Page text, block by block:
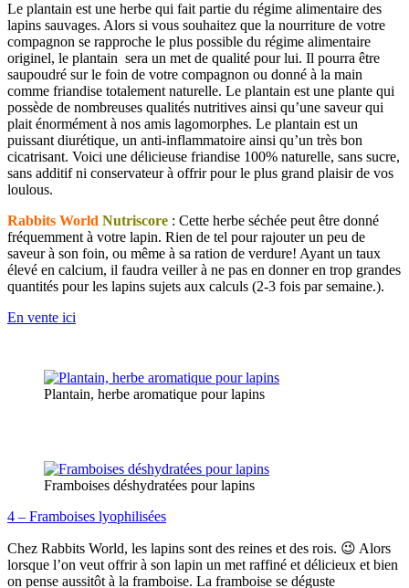
Le plantain est une herbe qui fait partie du régime alimentaire des
lapins sauvages. Alors si vous souhaitez que la nourriture de votre
compagnon se rapproche le plus possible du régime alimentaire
originel, le plantain sera un met de qualité pour lui. Il pourra être
saupoudré sur le foin de votre compagnon ou donné à la main
comme friandise totalement naturelle. Le plantain est une plante qui
possède de nombreuses qualités nutritives ainsi qu’une saveur qui
plait énormément à nos amis lagomorphes. Le plantain est un
puissant diurétique, un anti-inflammatoire ainsi qu’un très bon
cicatrisant. Voici une délicieuse friandise 100% naturelle, sans sucre,
sans additif ni conservateur à offrir pour le plus grand plaisir de vos
loulous.
Rabbits World Nutriscore : Cette herbe séchée peut être donné
fréquemment à votre lapin. Rien de tel pour rajouter un peu de
saveur à son foin, ou même à sa ration de verdure! Ayant un taux
élevé en calcium, il faudra veiller à ne pas en donner en trop grandes
quantités pour les lapins sujets aux calculs (2-3 fois par semaine.).
En vente ici
Plantain, herbe aromatique pour lapins
Framboises déshydratées pour lapins
4 – Framboises lyophilisées
Chez Rabbits World, les lapins sont des reines et des rois. 😉 Alors
lorsque l’on veut offrir à son lapin un met raffiné et délicieux et bien
on pense aussitôt à la framboise. La framboise se déguste